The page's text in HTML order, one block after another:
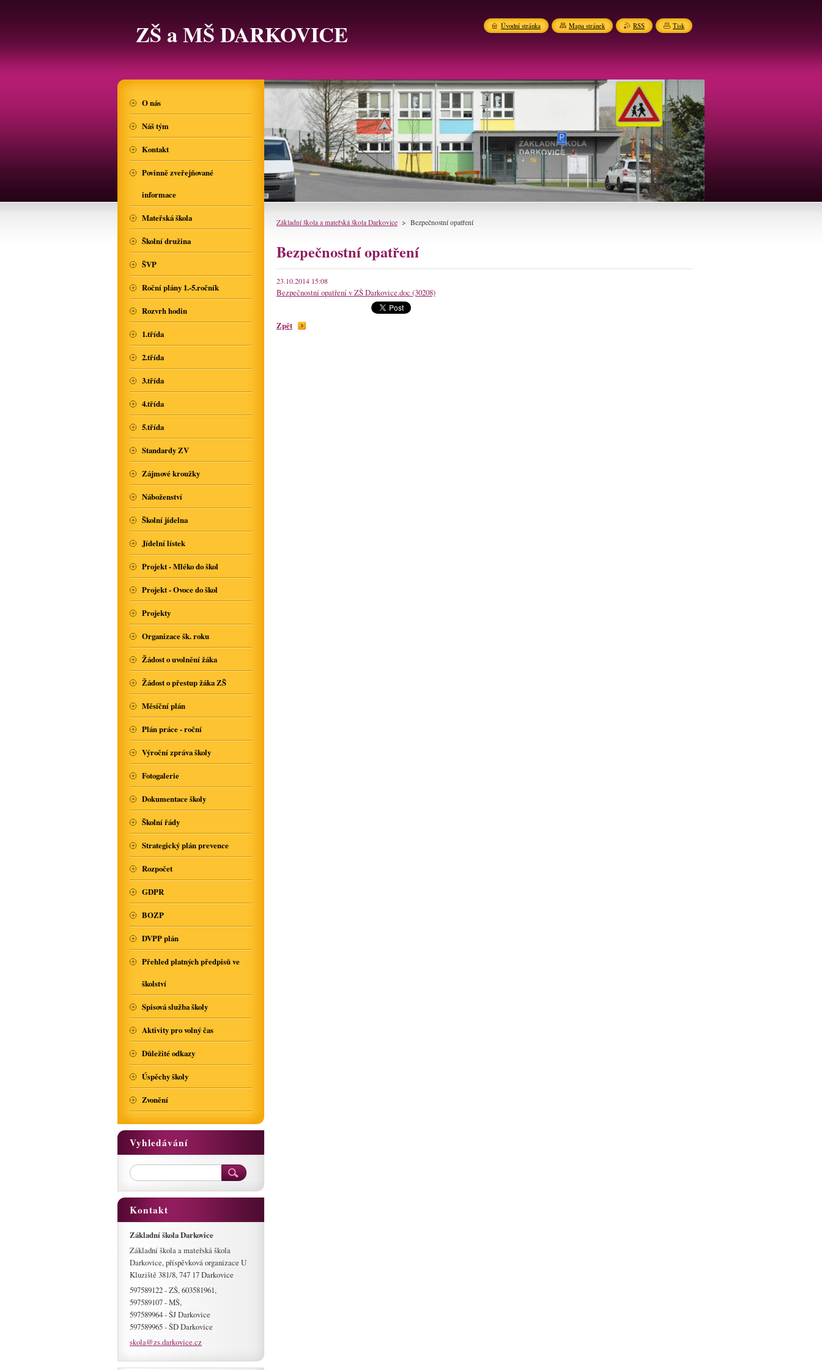
ZŠ a MŠ DARKOVICE
Základní škola a mateřská škola Darkovice > Bezpečnostní opatření
Bezpečnostní opatření
23.10.2014 15:08
Bezpečnostní opatření v ZŠ Darkovice.doc (30208)
Zpět
O nás
Náš tým
Kontakt
Povinně zveřejňované
informace
Mateřská škola
Školní družina
ŠVP
Roční plány 1.-5.ročník
Rozvrh hodin
1.třída
2.třída
3.třída
4.třída
5.třída
Standardy ZV
Zájmové kroužky
Náboženství
Školní jídelna
Jídelní lístek
Projekt - Mléko do škol
Projekt - Ovoce do škol
Projekty
Organizace šk. roku
Žádost o uvolnění žáka
Žádost o přestup žáka ZŠ
Měsíční plán
Plán práce - roční
Výroční zpráva školy
Fotogalerie
Dokumentace školy
Školní řády
Strategický plán prevence
Rozpočet
GDPR
BOZP
DVPP plán
Přehled platných předpisů ve
školství
Spisová služba školy
Aktivity pro volný čas
Důležité odkazy
Úspěchy školy
Zvonění
Vyhledávání
Kontakt
Základní škola Darkovice
Základní škola a mateřská škola
Darkovice, příspěvková organizace U
Kluziště 381/8, 747 17 Darkovice
597589122 - ZŠ, 603581961,
597589107 - MŠ,
597589964 - ŠJ Darkovice
597589965 - ŠD Darkovice
skola@zs.darkovice.cz
Úvodní stránka Mapa stránek RSS Tisk